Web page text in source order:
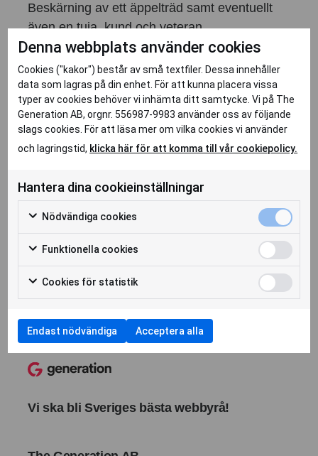
Beskärning av ett äppelträd samt eventuellt
även en tuja, kund och veteran
överenskommer om det. Klippet ska köras till
återbruk, veteranen tar med släpkärra.
Önskade dagar är tisdag, onsdag
eftermiddag, torsdag eller fredag vecka 14.
Vem är du?
En pigg veteran med utbildning inom
Är du intresserad av uppdraget? RING då till
Karin eller Mari, telefonnummer ser du uppe
till höger.
Vi ska bli Sveriges bästa webbyrå!
Denna webbplats använder cookies
Cookies ("kakor") består av små textfiler. Dessa innehåller
data som lagras på din enhet. För att kunna placera vissa
typer av cookies behöver vi inhämta ditt samtycke. Vi på The
Generation AB, orgnr. 556987-9983 använder oss av följande
slags cookies. För att läsa mer om vilka cookies vi använder
och lagringstid, klicka här för att komma till vår cookiepolicy.
Hantera dina cookieinställningar
Nödvändiga cookies
Funktionella cookies
Cookies för statistik
Endast nödvändiga Acceptera alla